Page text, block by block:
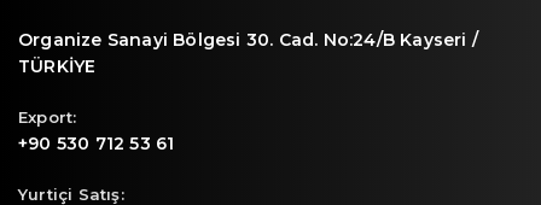
Organize Sanayi Bölgesi 30. Cad. No:24/B Kayseri /
TÜRKİYE
Export:
+90 530 712 53 61
Yurtiçi Satış: